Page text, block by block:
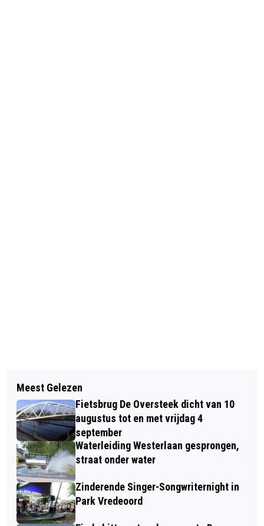
ZEER GESLAAGD TETSLUSTRUM
GEMEENTERAADSLEDEN HEKELEN
PODCASTMAKERS VAN 'DE
RESTZETEL' IN GEZAMENLIJK
STATEMENT
Meest Gelezen
Fietsbrug De Oversteek dicht van 10
augustus tot en met vrijdag 4
september
Waterleiding Westerlaan gesprongen,
straat onder water
Zinderende Singer-Songwriternight in
Park Vredeoord